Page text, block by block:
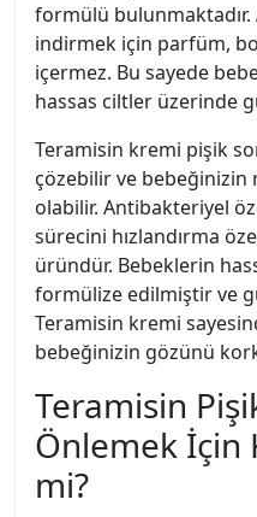
formülü bulunmaktadır.
indirmek için parfüm,
içermez. Bu sayede
hassas ciltler üzerinde
Teramisin kremi pişik
çözebilir ve bebeğinizin
olabilir. Antibakteriyel
sürecini hızlandırma
üründür. Bebeklerin
formülize edilmiştir ve
Teramisin kremi
bebeğinizin gözünü
Teramisin
Önlemek İçin
mi?